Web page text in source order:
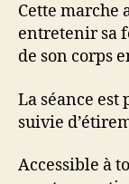
Cette marche
entretenir sa
de son corps
La séance est
suivie
Accessible à